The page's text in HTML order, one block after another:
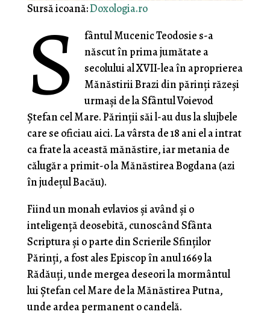
Sursă icoană:Doxologia.ro
S
fântul Mucenic Teodosie s-a
născut în prima jumătate a
secolului al XVII-lea în aproprierea
Mănăstirii Brazi din părinţi răzeşi
urmaşi de la Sfântul Voievod
Ştefan cel Mare. Părinţii săi l-au dus la slujbele
care se oficiau aici. La vârsta de 18 ani el a intrat
ca frate la această mănăstire, iar metania de
călugăr a primit-o la Mănăstirea Bogdana (azi
în judeţul Bacău).
Fiind un monah evlavios şi având şi o
inteligenţă deosebită, cunoscând Sfânta
Scriptura şi o parte din Scrierile Sfinţilor
Părinţi, a fost ales Episcop în anul 1669 la
Rădăuţi, unde mergea deseori la mormântul
lui Ştefan cel Mare de la Mănăstirea Putna,
unde ardea permanent o candelă.